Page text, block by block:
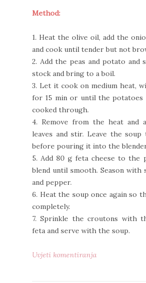
Method:
1. Heat the olive oil, add the
and cook until tender but not
2. Add the peas and potato and
stock and bring to a boil.
3. Let it cook on medium heat,
for 15 min or until the potatoes
cooked through.
4. Remove from the heat and
leaves and stir. Leave the
before pouring it into the
5. Add 80 g feta cheese to the
blend until smooth. Season with
and pepper.
6. Heat the soup once again so
completely.
7. Sprinkle the croutons with
feta and serve with the soup.
Uvjeti komentiranja